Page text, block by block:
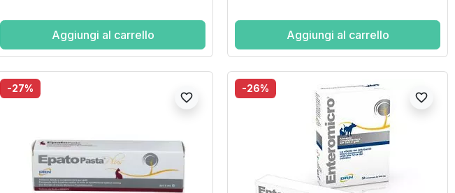
Aggiungi al carrello Aggiungi al carrello
-27%
favorite_border
-26%
favorite_border